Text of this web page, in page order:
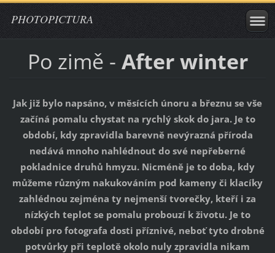
PHOTOPICTURA
Po zimě - After winter
Jak již bylo napsáno, v měsících únoru a březnu se vše
začíná pomalu chystat na rychlý skok do jara. Je to
období, kdy zpravidla barevně nevýrazná příroda
nedává mnoho nahlédnout do své nepřeberné
pokladnice druhů hmyzu. Nicméně je to doba, kdy
můžeme různým nakukováním pod kameny či klacíky
zahlédnou zejména ty nejmenší tvorečky, kteří i za
nízkých teplot se pomalu probouzí k životu. Je to
období pro fotografa dosti příznivé, neboť tyto drobné
potvůrky při teplotě okolo nuly zpravidla nikam